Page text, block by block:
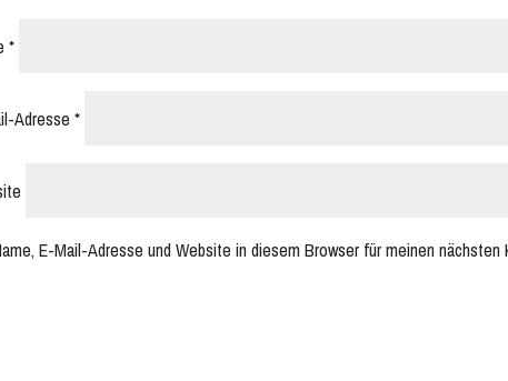
*
Adresse *
E-Mail-Adresse und Website in diesem Browser für meinen nächsten